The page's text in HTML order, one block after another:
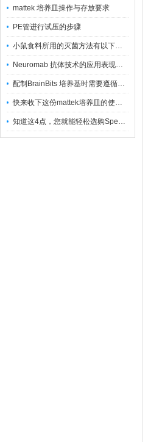
mattek 培养皿操作与存放要求
PE管进行试压的步骤
小鼠食料所用的灭菌方法有以下三种
Neuromab 抗体技术的应用表现在这几方面
配制BrainBits 培养基时需要遵循的原则
快来收下这份mattek培养皿的使用指南
知道这4点，您就能轻松选购Spectrum 膜